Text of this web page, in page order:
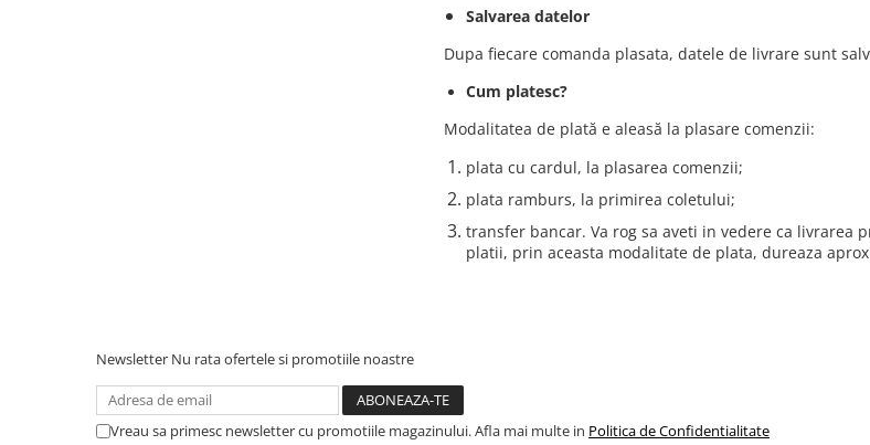
Salvarea datelor
Dupa fiecare comanda plasata, datele de livrare sunt
Cum platesc?
Modalitatea de plată e aleasă la plasare comenzii:
plata cu cardul, la plasarea comenzii;
plata ramburs, la primirea coletului;
transfer bancar. Va rog sa aveti in vedere ca livrarea
platii, prin aceasta modalitate de plata, dureaza
Newsletter Nu rata ofertele si promotiile noastre
Vreau sa primesc newsletter cu promotiile magazinului. Afla mai multe in Politica de Confidentialitate